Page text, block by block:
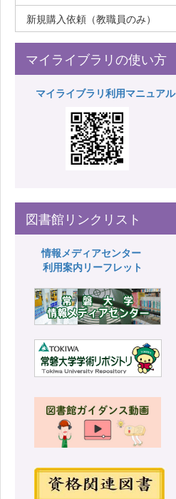
新規購入依頼（教職員のみ）
マイライブラリの使い方
マイライブラリ利用マニュアル
図書館リンクリスト
情報メディアセンター
利用案内リーフレット